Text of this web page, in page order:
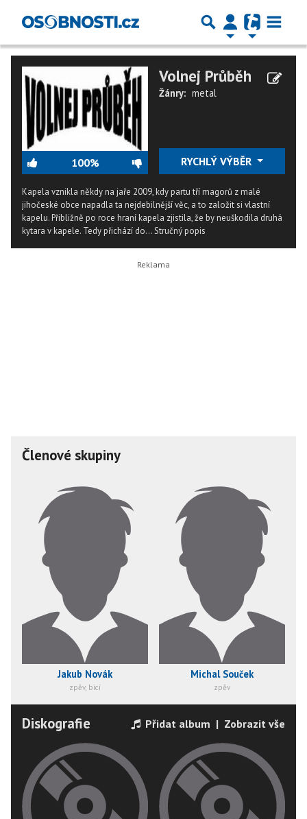
100%
Volnej Průběh
Žánry: metal
RYCHLÝ VÝBĚR
Kapela vznikla někdy na jaře 2009, kdy partu tří magorů z malé
jihočeské obce napadla ta nejdebilnější věc, a to založit si vlastní
kapelu. Přibližně po roce hraní kapela zjistila, že by neuškodila druhá
kytara v kapele. Tedy přichází do...Stručný popis
Členové skupiny
Jakub Novák
zpěv, bicí
Michal Souček
zpěv
Diskografie Přidat album | Zobrazit vše